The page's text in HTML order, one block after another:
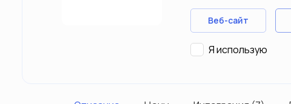
Веб-сайт
Я использую